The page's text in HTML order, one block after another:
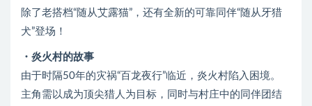
除了老搭档“随从艾露猫”，还有全新的可靠同伴“随从牙猎
犬”登场！
・炎火村的故事
由于时隔50年的灾祸“百龙夜行”临近，炎火村陷入困境。
主角需以成为顶尖猎人为目标，同时与村庄中的同伴团结